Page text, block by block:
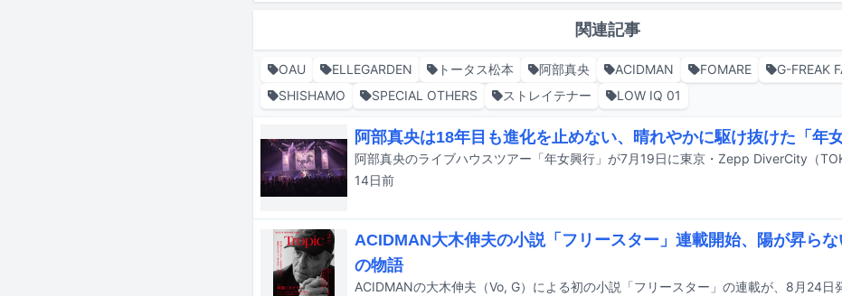
関連記事
OAU ELLEGARDEN トータス松本 阿部真央 ACIDMAN FOMARE
G-FREAK
SHISHAMO
SPECIAL OTHERS ストレイテナー LOW IQ 01
阿部真央は18年目も進化を止めない、晴れやかに駆け抜けた「年女
14日前
ACIDMAN大木伸夫の小説「フリースター」連載開始、陽が昇ら
の物語